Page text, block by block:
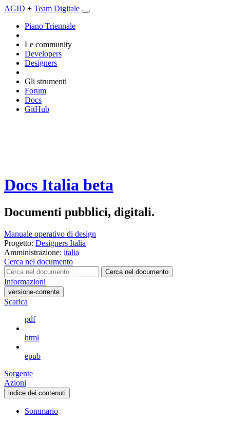
AGID + Team Digitale
Piano Triennale
Le community
Developers
Designers
Gli strumenti
Forum
Docs
GitHub
Docs Italia beta
Documenti pubblici, digitali.
Manuale operativo di design
Progetto: Designers Italia
Amministrazione: italia
Cerca nel documento
Cerca nel documento
Informazioni
versione-corrente
Scarica
pdf
html
epub
Sorgente
Azioni
indice dei contenuti
Sommario